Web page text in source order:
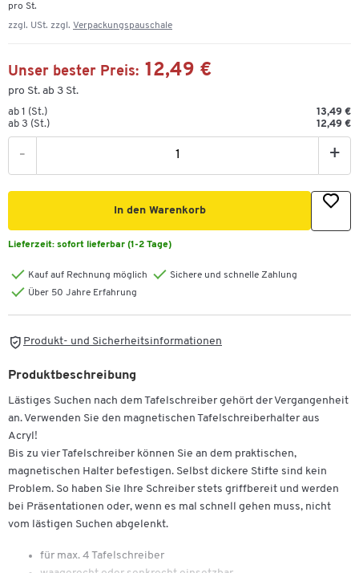
pro St.
zzgl. USt. zzgl. Verpackungspauschale
Unser bester Preis: 12,49 €
pro St. ab 3 St.
ab 1 (St.)
13,49 €
ab 3 (St.)
12,49 €
- +
In den Warenkorb
Lieferzeit: sofort lieferbar (1-2 Tage)
Kauf auf Rechnung möglich
Sichere und schnelle Zahlung
Über 50 Jahre Erfahrung
Produkt- und Sicherheitsinformationen
Produktbeschreibung
Lästiges Suchen nach dem Tafelschreiber gehört der Vergangenheit
an. Verwenden Sie den magnetischen Tafelschreiberhalter aus
Acryl!
Bis zu vier Tafelschreiber können Sie an dem praktischen,
magnetischen Halter befestigen. Selbst dickere Stifte sind kein
Problem. So haben Sie Ihre Schreiber stets griffbereit und werden
bei Präsentationen oder, wenn es mal schnell gehen muss, nicht
vom lästigen Suchen abgelenkt.
für max. 4 Tafelschreiber